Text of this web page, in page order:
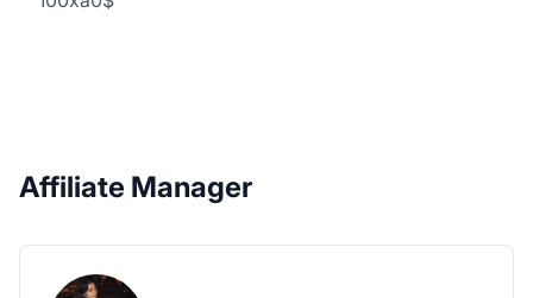
Affiliate Manager